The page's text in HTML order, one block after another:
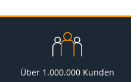
Über 1.000.000 Kunden